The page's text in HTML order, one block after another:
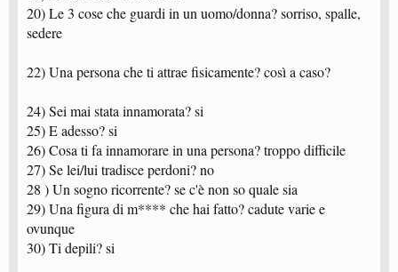
61) Ritieni che l'Occidente sia superiore alle altre civiltà del mondo?
62) Per cosa ti batteresti fino al rischio della vita?
63) La violenza serve a risolvere i problemi?
65) Ti potresti mai innamorare di una persona che non ti piace fisicamente?
66) Ti piace disegnare?
68 ) Chi è il tuo regista italiano preferito?
69) Il tuo programma tv cult?
70) Cosa non ti compreresti mai?
71) Cosa non regaleresti mai?
72) In vacanza dove e con chi?
73) Invidi qualcuno?
74) Hai mai fatto a botte?
75) Cosa ti piace fare nel tempo libero se rimani a casa?
77) Frase preferita?
78 ) Il tuo scrittore preferito?
20) Le 3 cose che guardi in un uomo/donna? sorriso, spalle,
sedere
22) Una persona che ti attrae fisicamente? così a caso?
24) Sei mai stata innamorata? si
25) E adesso? si
26) Cosa ti fa innamorare in una persona? troppo difficile
27) Se lei/lui tradisce perdoni? no
28 ) Un sogno ricorrente? se c'è non so quale sia
29) Una figura di m**** che hai fatto? cadute varie e
ovunque
30) Ti depili? si